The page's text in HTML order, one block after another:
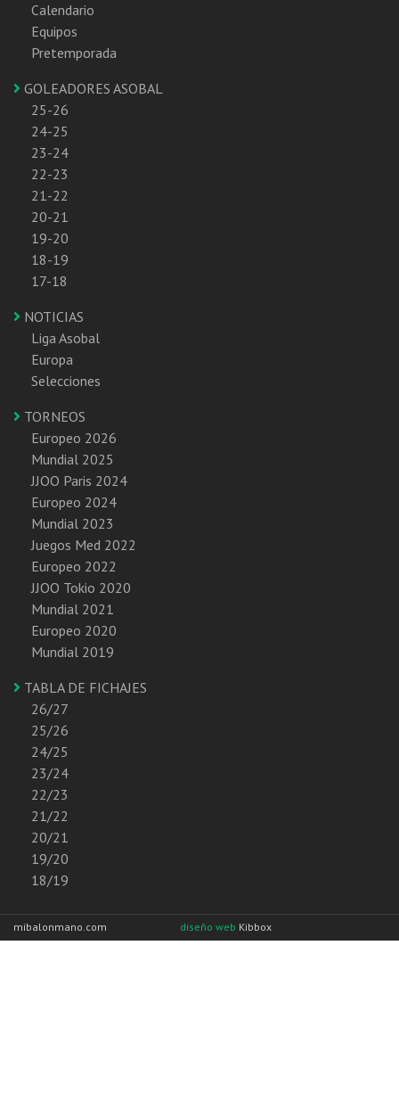
Calendario
Equipos
Pretemporada
GOLEADORES ASOBAL
25-26
24-25
23-24
22-23
21-22
20-21
19-20
18-19
17-18
NOTICIAS
Liga Asobal
Europa
Selecciones
TORNEOS
Europeo 2026
Mundial 2025
JJOO Paris 2024
Europeo 2024
Mundial 2023
Juegos Med 2022
Europeo 2022
JJOO Tokio 2020
Mundial 2021
Europeo 2020
Mundial 2019
TABLA DE FICHAJES
26/27
25/26
24/25
23/24
22/23
21/22
20/21
19/20
18/19
mibalonmano.com diseño web Kibbox